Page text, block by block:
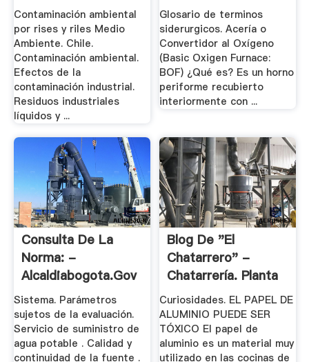
Contaminación ambiental
por rises y riles Medio
Ambiente. Chile.
Contaminación ambiental.
Efectos de la
contaminación industrial.
Residuos industriales
líquidos y ...
Glosario de terminos
siderurgicos. Acería o
Convertidor al Oxígeno
(Basic Oxigen Furnace:
BOF) ¿Qué es? Es un horno
periforme recubierto
interiormente con ...
Consulta De La
Norma: -
Alcaldiabogota.gov
Sistema. Parámetros
sujetos de la evaluación.
Servicio de suministro de
agua potable . Calidad y
continuidad de la fuente .
Blog De "el
Chatarrero" -
Chatarrería. Planta
De ...
Curiosidades. EL PAPEL DE
ALUMINIO PUEDE SER
TÓXICO El papel de
aluminio es un material muy
utilizado en las cocinas de